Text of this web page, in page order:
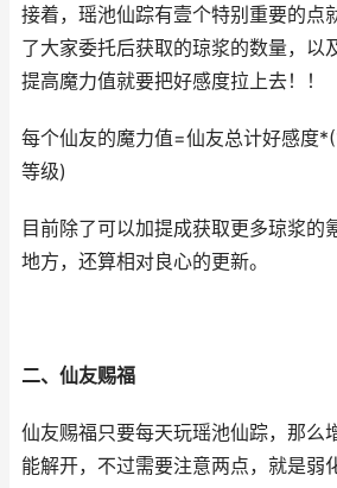
接着，瑶池仙踪有壹个特别重要的点
了大家委托后获取的琼浆的数量，以
提高魔力值就要把好感度拉上去！！
每个仙友的魔力值=仙友总计好感度
等级)
目前除了可以加提成获取更多琼浆的
地方，还算相对良心的更新。
二、仙友赐福
仙友赐福只要每天玩瑶池仙踪，那么
能解开，不过需要注意两点，就是弱